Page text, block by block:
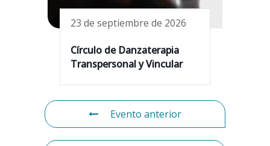
23 de septiembre de 2026
Círculo de Danzaterapia
Transpersonal y Vincular
Evento anterior